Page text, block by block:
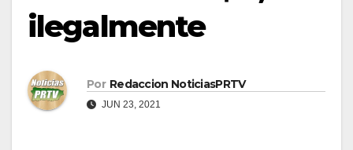
ilegalmente
Por Redaccion NoticiasPRTV
JUN 23, 2021